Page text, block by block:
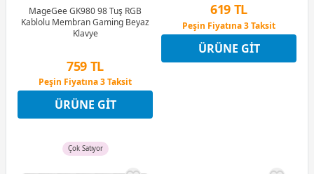
MageGee GK980 98 Tuş RGB
Kablolu Membran Gaming Beyaz
Klavye
759 TL
Peşin Fiyatına 3 Taksit
12 Ay x 89 TL taksitle
Peşin Fiyatına 3 Taksit
ÜRÜNE GIT
619 TL
Peşin Fiyatına 3 Taksit
12 Ay x 73 TL taksitle
Peşin Fiyatına 3 Taksit
ÜRÜNE GIT
Çok Satıyor